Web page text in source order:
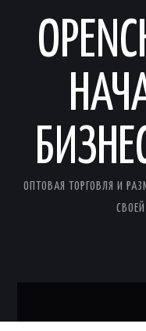
ОПТОВАЯ ТОРГОВЛЯ И